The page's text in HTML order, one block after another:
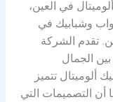
في العين،
وشبابيك في
تقدم الشركة
الجمال
ألوميتال تتميز
أن التصميمات التي